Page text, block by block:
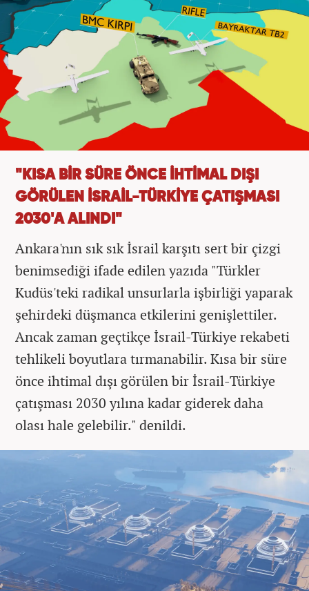
"KISA BİR SÜRE ÖNCE İHTİMAL DIŞI
GÖRÜLEN İSRAİL-TÜRKİYE ÇATIŞMASI
2030'A ALINDI"
Ankara'nın sık sık İsrail karşıtı sert bir çizgi
benimsediği ifade edilen yazıda "Türkler
Kudüs'teki radikal unsurlarla işbirliği yaparak
şehirdeki düşmanca etkilerini genişlettiler.
Ancak zaman geçtikçe İsrail-Türkiye rekabeti
tehlikeli boyutlara tırmanabilir. Kısa bir süre
önce ihtimal dışı görülen bir İsrail-Türkiye
çatışması 2030 yılına kadar giderek daha
olası hale gelebilir." denildi.